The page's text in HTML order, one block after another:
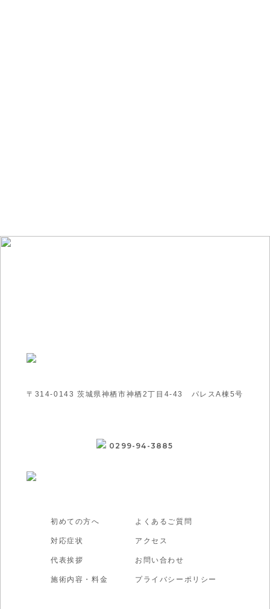
〒314-0143 茨城県神栖市神栖2丁目4-43 パレスA棟5号
0299-94-3885
初めての方へ よくあるご質問
対応症状 アクセス
代表挨拶 お問い合わせ
施術内容・料金 プライバシーポリシー